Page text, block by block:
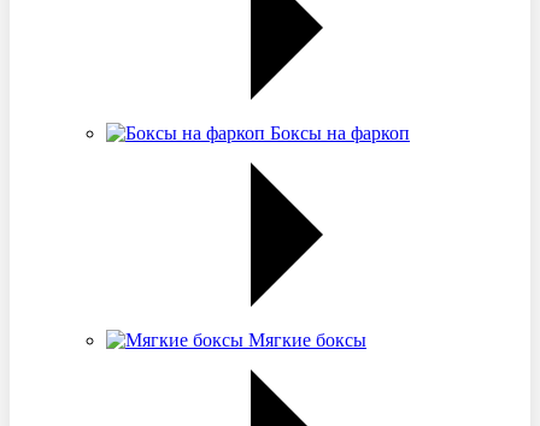
Боксы на фаркоп
Мягкие боксы